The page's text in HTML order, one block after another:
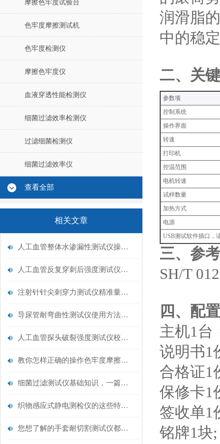
摩擦色牢度试验台
色牢度摩擦测试机
色牢度检测仪
摩擦色牢度仪
血液穿透性能检测仪
细菌过滤效率检测仪
过滤细菌检测仪
细菌过滤效率仪
查看全部
相关文章
人工血管整体水渗漏性测试仪操作中最容易出错的步骤
人工血管反复穿刺后强度测试仪是什么？透析患者的“生命管“质量靠它把关！
注射针针尖刺穿力测试仪精准量化针尖锋利度，构筑临床安全防线
导尿管耐弯曲性测试仪使用方法与操作规范
人工血管探头破裂强度测试仪校准规范：精准赋能医疗安全的技术基准
教你怎样正确的操作色牢度摩擦测试机
细菌过滤测试仪基础知识，一篇搞定
织物感应式静电测检仪的这些特点很少有人都知道
您想了解的手套耐切割测试仪都在这里了
润滑脂
中的稳
二、关
‌参数项‌
控制系统
操作界面
转速
打印机
控温范围
电机转速
试样数量
加热方式
电源
USB测试软件插口，
三、参
SH/T
四、配
主机1台
说明书1
合格证1
保修卡1
签收单1
铭牌1块;